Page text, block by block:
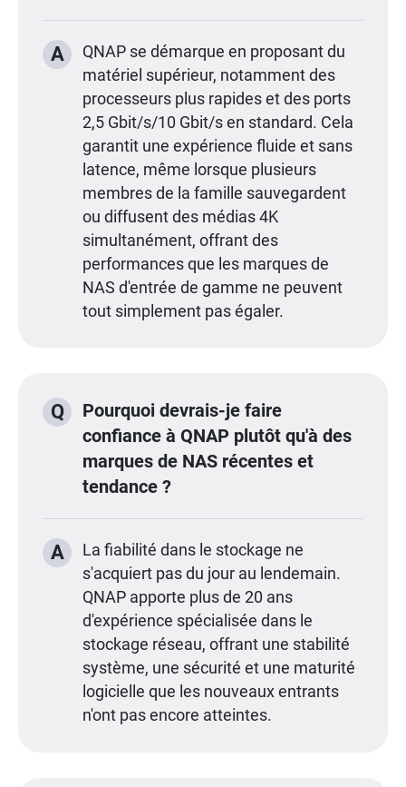
A
QNAP se démarque en proposant du
matériel supérieur, notamment des
processeurs plus rapides et des ports
2,5 Gbit/s/10 Gbit/s en standard. Cela
garantit une expérience fluide et sans
latence, même lorsque plusieurs
membres de la famille sauvegardent
ou diffusent des médias 4K
simultanément, offrant des
performances que les marques de
NAS d'entrée de gamme ne peuvent
tout simplement pas égaler.
Q
Pourquoi devrais-je faire
confiance à QNAP plutôt qu'à des
marques de NAS récentes et
tendance ?
A
La fiabilité dans le stockage ne
s'acquiert pas du jour au lendemain.
QNAP apporte plus de 20 ans
d'expérience spécialisée dans le
stockage réseau, offrant une stabilité
système, une sécurité et une maturité
logicielle que les nouveaux entrants
n'ont pas encore atteintes.